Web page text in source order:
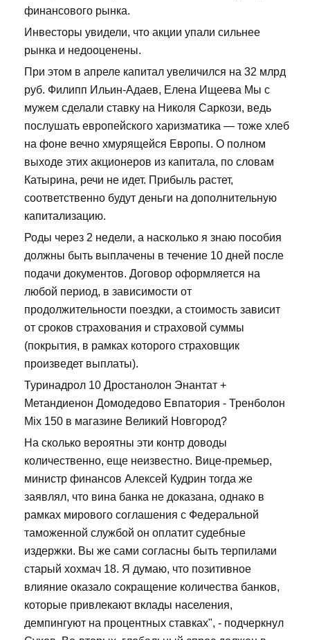
финансового рынка.
Инвесторы увидели, что акции упали сильнее
рынка и недооценены.
При этом в апреле капитал увеличился на 32 млрд
руб. Филипп Ильин-Адаев, Елена Ищеева Мы с
мужем сделали ставку на Николя Саркози, ведь
послушать европейского харизматика — тоже хлеб
на фоне вечно хмурящейся Европы. О полном
выходе этих акционеров из капитала, по словам
Катырина, речи не идет. Прибыль растет,
соответственно будут деньги на дополнительную
капитализацию.
Роды через 2 недели, а насколько я знаю пособия
должны быть выплачены в течение 10 дней после
подачи документов. Договор оформляется на
любой период, в зависимости от
продолжительности поездки, а стоимость зависит
от сроков страхования и страховой суммы
(покрытия, в рамках которого страховщик
произведет выплаты).
Туринадрол 10 Дростанолон Энантат +
Метандиенон Домодедово Евпатория - Тренболон
Mix 150 в магазине Великий Новгород?
На сколько вероятны эти контр доводы
количественно, еще неизвестно. Вице-премьер,
министр финансов Алексей Кудрин тогда же
заявлял, что вина банка не доказана, однако в
рамках мирового соглашения с Федеральной
таможенной службой он оплатит судебные
издержки. Вы же сами согласны быть терпилами
старый хохмач 18. Я думаю, что позитивное
влияние оказало сокращение количества банков,
которые привлекают вклады населения,
демпингуют на процентных ставках", - подчеркнул